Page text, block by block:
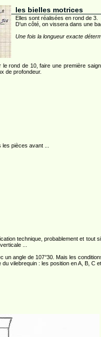
les bielles motrices
Elles sont réalisées en rond de 3.
D'un côté, on vissera dans une
Une fois la longueur exacte
le rond de 10, faire une première
de profondeur.
les pièces avant ...
technique, probablement et
...
un angle de 107°30. Mais les
vilebrequin : les position en A, B,